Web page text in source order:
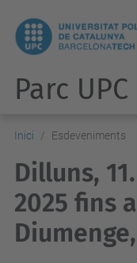
Parc UPC
Inici Esdeveniments
Dilluns,
2025 fins a